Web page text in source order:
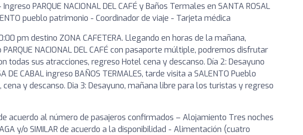
PARQUE NACIONAL DEL CAFÉ y Baños Termales en SANTA ROSAL
pueblo patrimonio - Coordinador de viaje - Tarjeta médica
pm destino ZONA CAFETERA. Llegando en horas de la mañana,
NACIONAL DEL CAFÉ con pasaporte múltiple, podremos disfrutar
todas sus atracciones, regreso Hotel cena y descanso. Día 2: Desayuno
DE CABAL ingreso BAÑOS TERMALES, tarde visita a SALENTO Pueblo
y descanso. Dia 3: Desayuno, mañana libre para los turistas y regreso
acuerdo al número de pasajeros confirmados – Alojamiento Tres noches
y/o SIMILAR de acuerdo a la disponibilidad - Alimentación (cuatro